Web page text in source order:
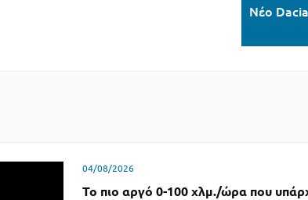
Νέο
04/08/2026
Το πιο αργό 0-100 χλμ./ώρα που